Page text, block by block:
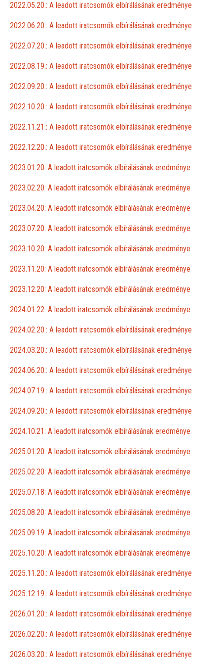
2022.05.20.: A leadott iratcsomók elbírálásának eredménye
2022.06.20.: A leadott iratcsomók elbírálásának eredménye
2022.07.20.: A leadott iratcsomók elbírálásának eredménye
2022.08.19.: A leadott iratcsomók elbírálásának eredménye
2022.09.20.: A leadott iratcsomók elbírálásának eredménye
2022.10.20.: A leadott iratcsomók elbírálásának eredménye
2022.11.21.: A leadott iratcsomók elbírálásának eredménye
2022.12.20.: A leadott iratcsomók elbírálásának eredménye
2023.01.20: A leadott iratcsomók elbírálásának eredménye
2023.02.20: A leadott iratcsomók elbírálásának eredménye
2023.04.20: A leadott iratcsomók elbírálásának eredménye
2023.07.20: A leadott iratcsomók elbírálásának eredménye
2023.10.20: A leadott iratcsomók elbírálásának eredménye
2023.11.20: A leadott iratcsomók elbírálásának eredménye
2023.12.20: A leadott iratcsomók elbírálásának eredménye
2024.01.22: A leadott iratcsomók elbírálásának eredménye
2024.02.20.: A leadott iratcsomók elbírálásának eredménye
2024.03.20.: A leadott iratcsomók elbírálásának eredménye
2024.06.20.: A leadott iratcsomók elbírálásának eredménye
2024.07.19.: A leadott iratcsomók elbírálásának eredménye
2024.09.20.: A leadott iratcsomók elbírálásának eredménye
2024.10.21: A leadott iratcsomók elbírálásának eredménye
2025.01.20: A leadott iratcsomók elbírálásának eredménye
2025.02.20: A leadott iratcsomók elbírálásának eredménye
2025.07.18: A leadott iratcsomók elbírálásának eredménye
2025.08.20: A leadott iratcsomók elbírálásának eredménye
2025.09.19: A leadott iratcsomók elbírálásának eredménye
2025.10.20: A leadott iratcsomók elbírálásának eredménye
2025.11.20.: A leadott iratcsomók elbírálásának eredménye
2025.12.19.: A leadott iratcsomók elbírálásának eredménye
2026.01.20.: A leadott iratcsomók elbírálásának eredménye
2026.02.20.: A leadott iratcsomók elbírálásának eredménye
2026.03.20.: A leadott iratcsomók elbírálásának eredménye